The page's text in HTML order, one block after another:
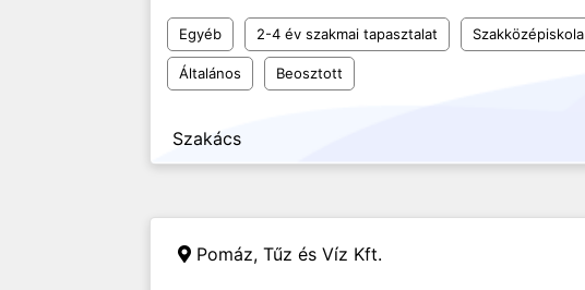
Egyéb 2-4 év szakmai tapasztalat Szakközépiskola
Általános Beosztott
Szakács
Pomáz, Tűz és Víz Kft.